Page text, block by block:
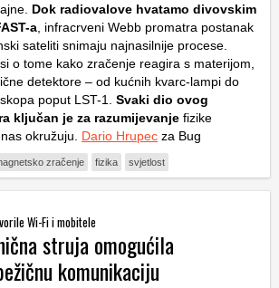
Dok radiovalove hvatamo divovskim
a , infracrveni Webb promatra postanak
sateliti snimaju najnasilnije procese.
o tome kako zračenje reagira s materijom,
detektore – od kućnih kvarc-lampi do
poput LST-1. Svaki dio ovog
ključan je za razumijevanje fizike
okružuju. Dario Hrupec za Bug
zračenje fizika svjetlost
Wi-Fi i mobitele
struja omogućila
komunikaciju